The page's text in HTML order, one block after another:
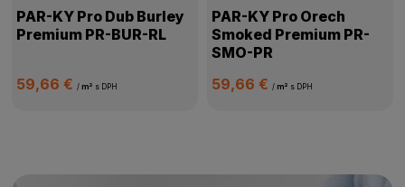
PAR-KY Pro Dub Burley
Premium PR-BUR-RL
59,66 €/ m² s DPH
PAR-KY Pro Orech
Smoked Premium PR-
SMO-PR
59,66 € / m² s DPH